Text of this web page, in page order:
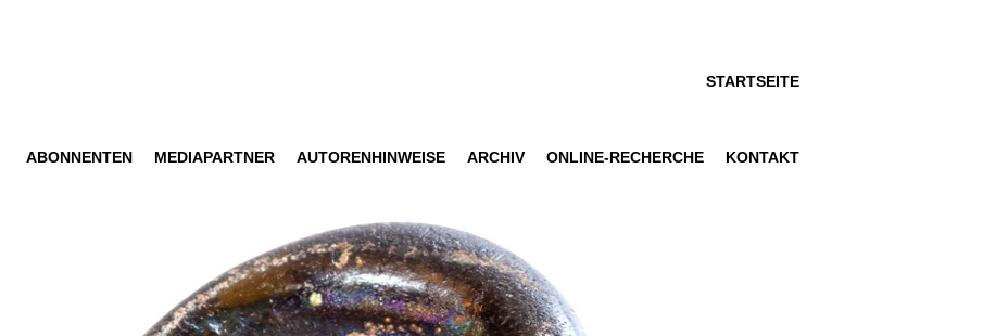
STARTSEITE
ABONNENTEN MEDIAPARTNER AUTORENHINWEISE ARCHIV ONLINE-RECHERCHE KONTAKT